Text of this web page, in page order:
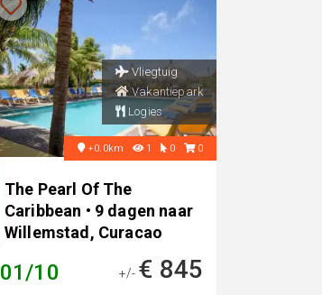
Vliegtuig
Vakantiepark
Logies
+0.0km 1 0 0
The Pearl Of The
Caribbean • 9 dagen naar
Willemstad, Curacao
01/10 +/- € 845